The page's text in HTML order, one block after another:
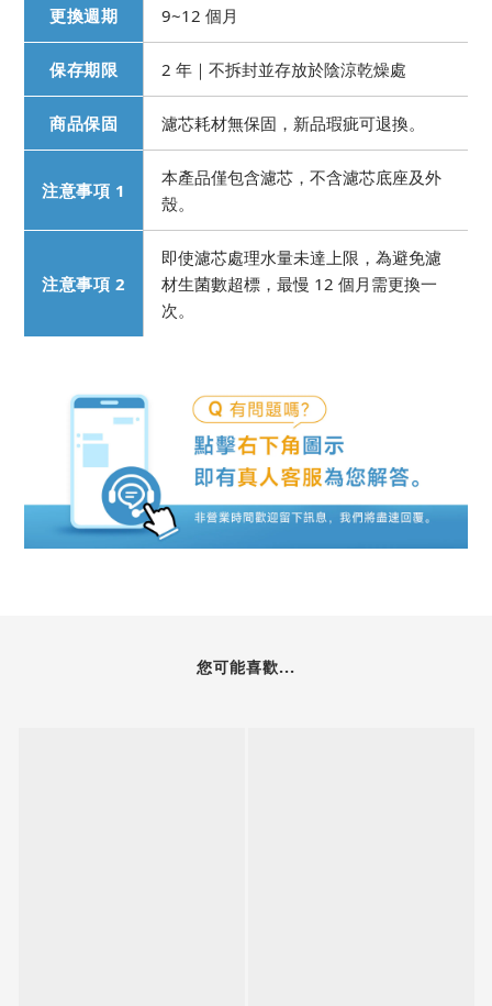
更換週期 9~12 個月
保存期限 2 年｜不拆封並存放於陰涼乾燥處
商品保固 濾芯耗材無保固，新品瑕疵可退換。
注意事項 1
本產品僅包含濾芯，不含濾芯底座及外
殼。
注意事項 2
即使濾芯處理水量未達上限，為避免濾
材生菌數超標，最慢 12 個月需更換一
次。
您可能喜歡...